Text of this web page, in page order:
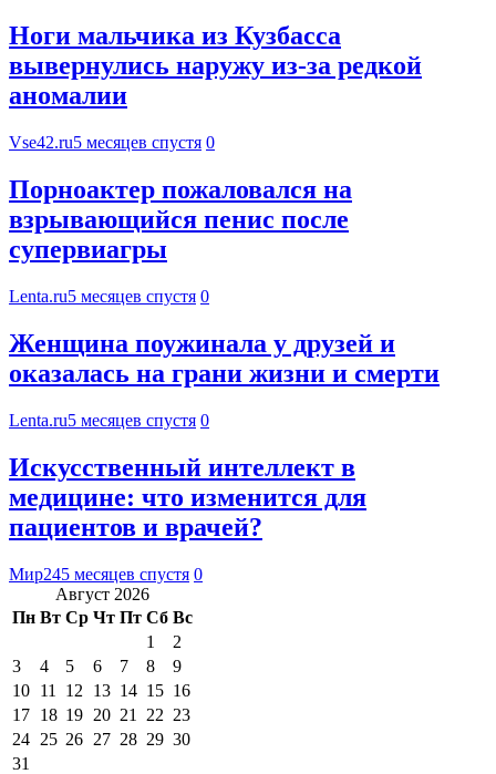
Ноги мальчика из Кузбасса
вывернулись наружу из-за редкой
аномалии
Vse42.ru5 месяцев спустя 0
Порноактер пожаловался на
взрывающийся пенис после
супервиагры
Lenta.ru5 месяцев спустя 0
Женщина поужинала у друзей и
оказалась на грани жизни и смерти
Lenta.ru5 месяцев спустя 0
Искусственный интеллект в
медицине: что изменится для
пациентов и врачей?
Мир245 месяцев спустя 0
Август 2026
Пн Вт Ср Чт Пт Сб Вс
1
2
3
4 5 6 7 8
9
10 11 12 13 14 15 16
17 18 19 20 21 22 23
24 25 26 27 28 29 30
31